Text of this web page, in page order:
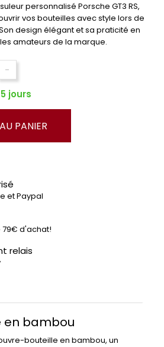
personnalisé Porsche GT3 RS,
vos bouteilles avec style lors de
design élégant et sa praticité en
amateurs de la marque.
-
jours
PANIER
et Paypal
79€ d'achat!
relais
en bambou
bouteille en bambou, un